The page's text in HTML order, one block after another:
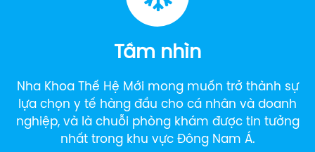
Tầm nhìn
Nha Khoa Thế Hệ Mới mong muốn trở thành sự
lựa chọn y tế hàng đầu cho cá nhân và doanh
nghiệp, và là chuỗi phòng khám được tin tưởng
nhất trong khu vực Đông Nam Á.